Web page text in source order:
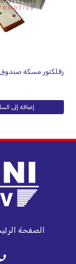
رفلكتور مسكة صندوق
إضافة إلى
الصفحة